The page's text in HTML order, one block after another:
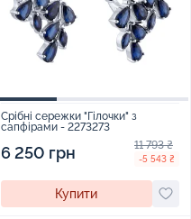
Срібні сережки "Гілочки" з
сапфірами - 2273273
6 250 грн 11 793 ₴
-5 543 ₴
Купити